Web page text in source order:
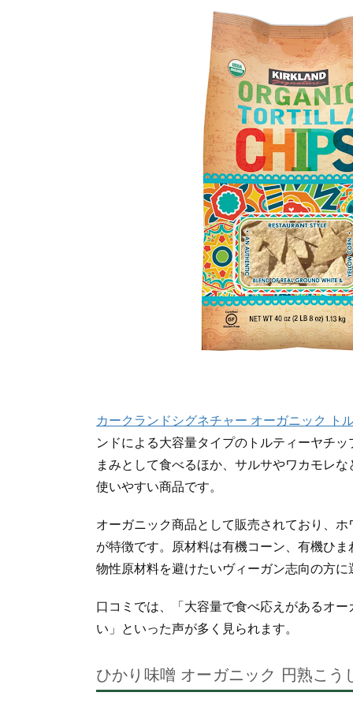
カークランドシグネチャー オーガニック ト
ンドによる大容量タイプのトルティーヤチ
まみとして食べるほか、サルサやワカモレ
使いやすい商品です。
オーガニック商品として販売されており、
が特徴です。原材料は有機コーン、有機ひ
物性原材料を避けたいヴィーガン志向の方
口コミでは、「大容量で食べ応えがあるオ
い」といった声が多く見られます。
ひかり味噌 オーガニック 円熟こう